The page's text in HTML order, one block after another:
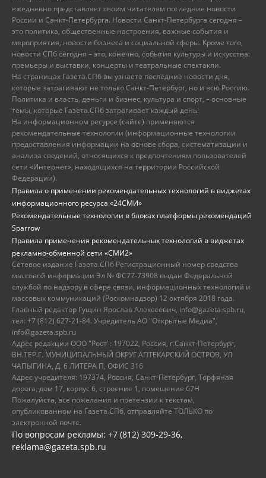
ежедневно представляет своим читателям последние новости
России и Санкт-Петербурга. Новости Санкт-Петербурга сегодня –
это политика, общественные настроения, важные события и
мероприятия, новости бизнеса и социальной сферы. Кроме того,
новости СПб сегодня – это, конечно, события культуры и искусства:
премьеры и выставки, концерты и театральные спектакли.
На страницах Газета.СПб вы узнаете последние новости дня,
которые затрагивают не только Санкт-Петербург, но и всю Россию.
Политика и власть, деньги и бизнес, культура и спорт, – основные
темы, которые Газета.СПб затрагивает каждый день!
На информационном ресурсе (сайте) применяются
рекомендательные технологии (информационные технологии
предоставления информации на основе сбора, систематизации и
анализа сведений, относящихся к предпочтениям пользователей
сети «Интернет», находящихся на территории Российской
Федерации).
Правила о применении рекомендательных технологий в виджетах
информационного ресурса «24СМИ»
Рекомендательные технологии в блоках платформы рекомендаций
Sparrow
Правила применения рекомендательных технологий в виджетах
рекламно-обменной сети «СМИ2»
Сетевое издание Газета.СПб Регистрационный номер средства
массовой информации Эл № ФС77-73908 выдан Федеральной
службой по надзору в сфере связи, информационных технологий и
массовых коммуникаций (Роскомнадзор) 12 октября 2018 года.
Главный редактор Гущин Ярослав Алексеевич, info@gazeta.spb.ru,
тел: +7 (812) 627-21-84. Учредитель АО "Открытые Медиа",
info@gazeta.spb.ru
Адрес редакции ООО "Рост": 197022, Россия, г.Санкт-Петербург,
ВН.ТЕР.Г. МУНИЦИПАЛЬНЫЙ ОКРУГ АПТЕКАРСКИЙ ОСТРОВ, УЛ
ЧАПЫГИНА, Д. 6 ЛИТЕРА П, ОФИС 316
Адрес учредителя: 197374, Россия, Санкт-Петербург, Торфяная
дорога, дом 17, корпус 6, строение 1, помещение 67Н
Пожалуйста, все пожелания и претензии к текстам,
опубликованном на Газета.СПб, отправляйте ТОЛЬКО по
электронной почте.
По вопросам рекламы: +7 (812) 309-29-36,
reklama@gazeta.spb.ru